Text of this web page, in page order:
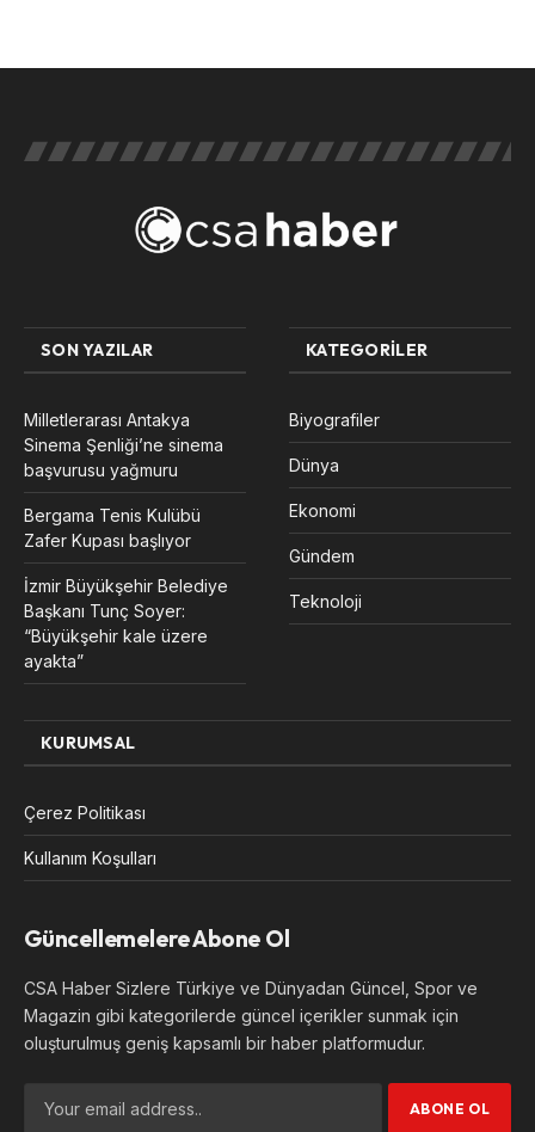
SON YAZILAR
Milletlerarası Antakya
Sinema Şenliği’ne sinema
başvurusu yağmuru
Bergama Tenis Kulübü
Zafer Kupası başlıyor
İzmir Büyükşehir Belediye
Başkanı Tunç Soyer:
“Büyükşehir kale üzere
ayakta”
KATEGORILER
Biyografiler
Dünya
Ekonomi
Gündem
Teknoloji
KURUMSAL
Çerez Politikası
Kullanım Koşulları
Güncellemelere Abone Ol
CSA Haber Sizlere Türkiye ve Dünyadan Güncel, Spor ve
Magazin gibi kategorilerde güncel içerikler sunmak için
oluşturulmuş geniş kapsamlı bir haber platformudur.